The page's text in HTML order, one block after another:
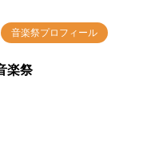
音楽祭プロフィール
楽祭